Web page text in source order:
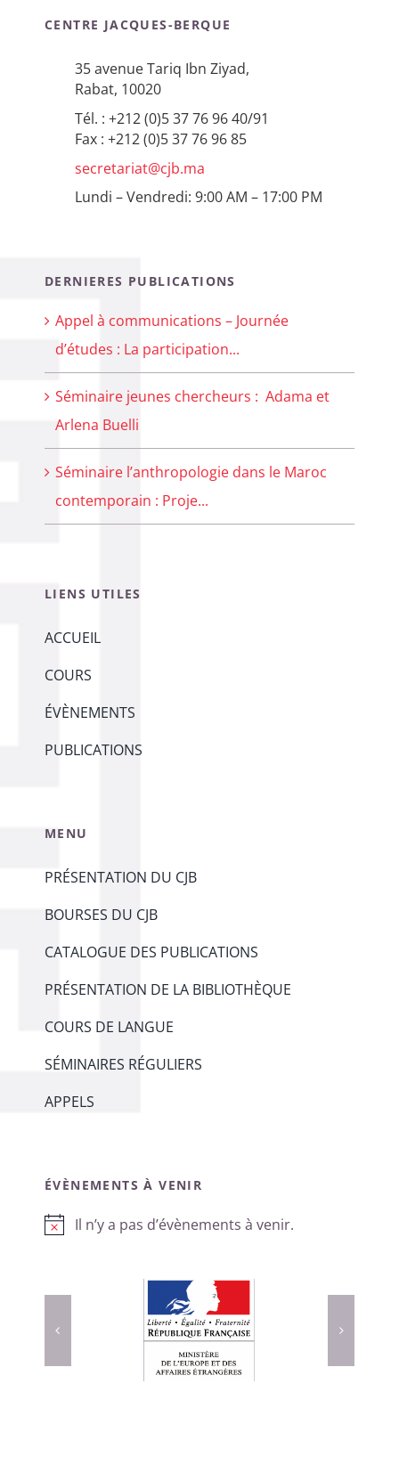
CENTRE JACQUES-BERQUE
35 avenue Tariq Ibn Ziyad,
Rabat, 10020
Tél. : +212 (0)5 37 76 96 40/91
Fax : +212 (0)5 37 76 96 85
secretariat@cjb.ma
Lundi – Vendredi: 9:00 AM – 17:00 PM
DERNIERES PUBLICATIONS
Appel à communications – Journée
d’études : La participation...
Séminaire jeunes chercheurs : Adama et
Arlena Buelli
Séminaire l’anthropologie dans le Maroc
contemporain : Proje...
LIENS UTILES
ACCUEIL
COURS
ÉVÈNEMENTS
PUBLICATIONS
MENU
PRÉSENTATION DU CJB
BOURSES DU CJB
CATALOGUE DES PUBLICATIONS
PRÉSENTATION DE LA BIBLIOTHÈQUE
COURS DE LANGUE
SÉMINAIRES RÉGULIERS
APPELS
ÉVÈNEMENTS À VENIR
Notice
Il n’y a pas d’évènements à venir.